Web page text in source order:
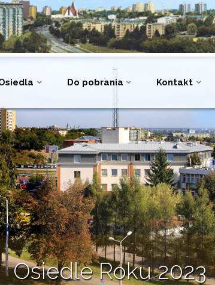
Do pobrania Kontakt
Osiedle Roku 2023